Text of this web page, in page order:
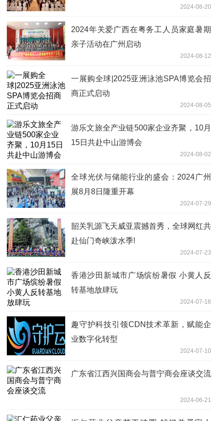
2024-08-20
2024年关爱广西在粤务工人员家庭暑期
亲子活动在广州启动
2024-08-12
一展购全球|2025亚洲泳池SPA博览会招
商正式启动
2024-08-05
游乐文旅全产业链500家企业齐聚，10月
15日共赴中山游博会
2024-08-02
全球光伏与储能行业的盛会：2024广州
展8月8日隆重开幕
2024-07-29
韶关乳源飞天威亚震撼首秀，全球网红共
赴仙门奇峡泼水季!
2024-07-23
香港沙田新城市广场缤纷暑假 小黄人反
转基地放肆玩
2024-07-16
趣守护科技引领CDN技术革新，赋能企
业数字化转型
2024-07-10
广东省江西兴国商会与普宁商会座谈交流
2024-06-21